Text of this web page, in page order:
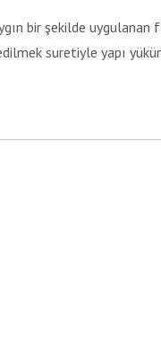
bir şekilde
suretiyle yapı